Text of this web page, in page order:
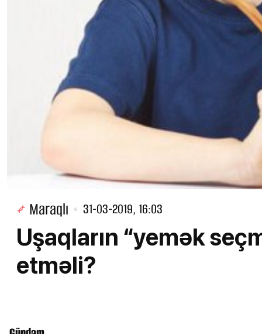
Maraqlı 31-03-2019, 16:03
Uşaqların “yemək
etməli?